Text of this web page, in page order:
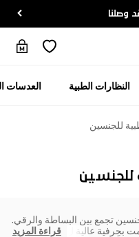
وصلنا
النظارات الطبية العدسات
للجنسين
للجنسين
تجمع بين البساطة والرقي.
بحِرفية عالية ل
قراءة المزيد